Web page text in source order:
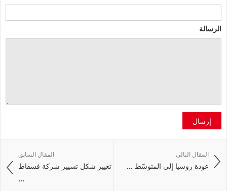
الرسالة
إرسال
المقال السابق
تغيير شكل تسيير شركة فسفاط
...
المقال التالي
عودة روسيا إلى المتوسّط ...